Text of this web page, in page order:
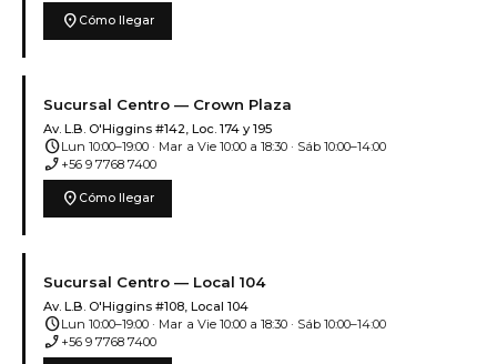
location_on Cómo llegar
Sucursal Centro — Crown Plaza
Av. L.B. O'Higgins #142, Loc. 174 y 195
scheduleLun 10:00–19:00 · Mar a Vie 10:00 a 18:30 · Sáb 10:00–14:00
phone_enabled +56 9 7768 7400
location_on Cómo llegar
Sucursal Centro — Local 104
Av. L.B. O'Higgins #108, Local 104
scheduleLun 10:00–19:00 · Mar a Vie 10:00 a 18:30 · Sáb 10:00–14:00
phone_enabled +56 9 7768 7400